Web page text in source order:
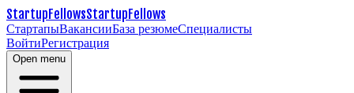
StartupFellowsStartupFellows
СтартапыВакансииБаза резюмеСпециалисты
ВойтиРегистрация
Open menu